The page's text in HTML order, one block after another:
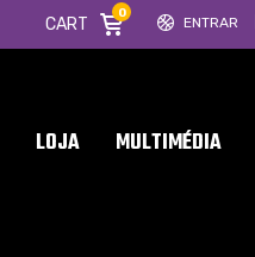
ENTRAR
CART
0
LOJA MULTIMÉDIA